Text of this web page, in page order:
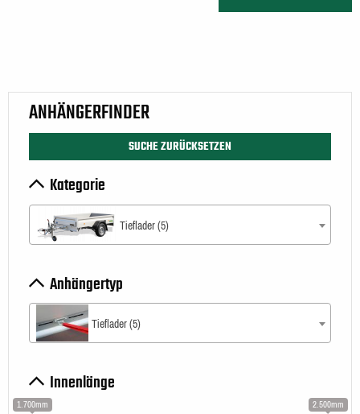
ANHÄNGERFINDER
SUCHE ZURÜCKSETZEN
Kategorie
Tieflader (5)
Anhängertyp
Tieflader (5)
Innenlänge
1.700mm 2.500mm